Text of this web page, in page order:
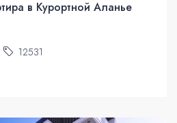
в Курортной Аланье
12531